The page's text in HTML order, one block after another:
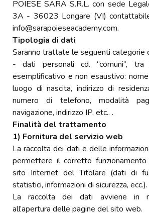
POIESE SARA S.R.L. con sede
3A - 36023 Longare (VI) contattabile
info@sarapoieseacademy.com.
Tipologia di dati
Saranno trattate le seguenti categorie
- dati personali cd. “comuni”,
esemplificativo e non esaustivo:
luogo di nascita, indirizzo di
numero di telefono, modalità
navigazione, indirizzo IP, etc.. .
Finalità del trattamento
1) Fornitura del servizio web
La raccolta dei dati e delle
permettere il corretto
sito Internet del Titolare (dati di
statistici, informazioni di sicurezza, ecc.).
La raccolta dei dati avviene in
all’apertura delle pagine del sito web.